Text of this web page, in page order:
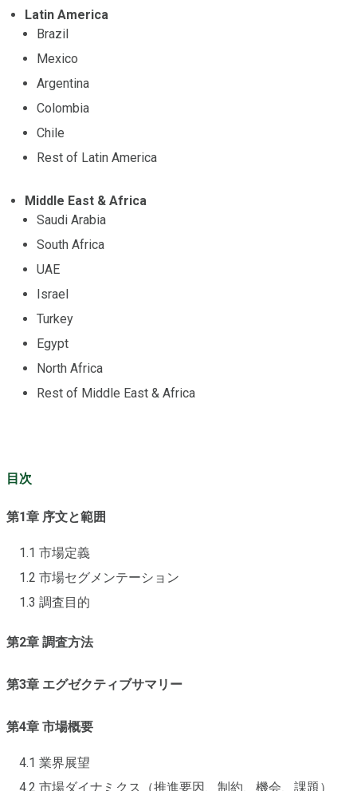
Latin America
Brazil
Mexico
Argentina
Colombia
Chile
Rest of Latin America
Middle East & Africa
Saudi Arabia
South Africa
UAE
Israel
Turkey
Egypt
North Africa
Rest of Middle East & Africa
目次
第1章 序文と範囲
1.1 市場定義
1.2 市場セグメンテーション
1.3 調査目的
第2章 調査方法
第3章 エグゼクティブサマリー
第4章 市場概要
4.1 業界展望
4.2 市場ダイナミクス（推進要因、制約、機会、課題）